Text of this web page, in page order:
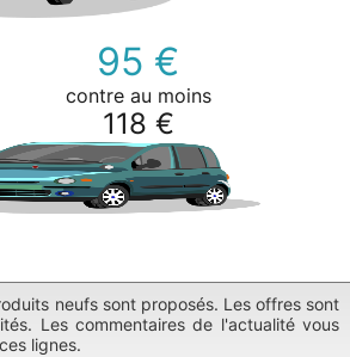
95 €
contre au moins
118 €
neufs sont proposés. Les offres sont
Les commentaires de l'actualité vous
lignes.